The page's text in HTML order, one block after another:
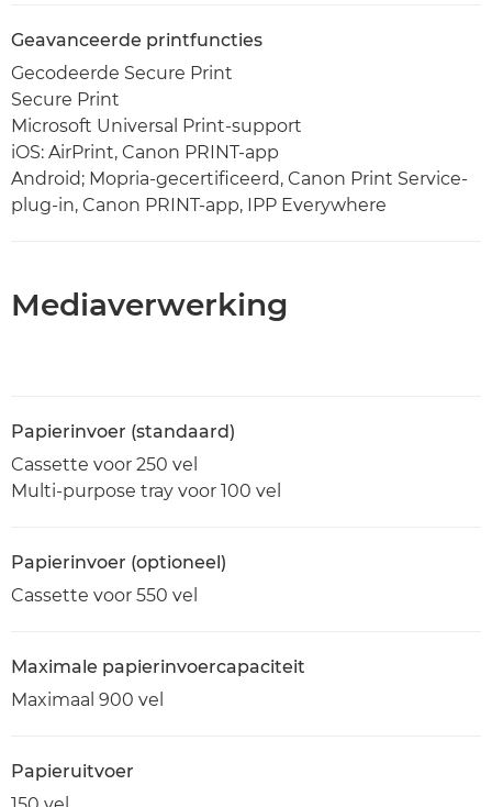
Geavanceerde printfuncties
Gecodeerde Secure Print
Secure Print
Microsoft Universal Print-support
iOS: AirPrint, Canon PRINT-app
Android; Mopria-gecertificeerd, Canon Print Service-
plug-in, Canon PRINT-app, IPP Everywhere
Mediaverwerking
Papierinvoer (standaard)
Cassette voor 250 vel
Multi-purpose tray voor 100 vel
Papierinvoer (optioneel)
Cassette voor 550 vel
Maximale papierinvoercapaciteit
Maximaal 900 vel
Papieruitvoer